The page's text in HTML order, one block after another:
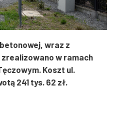
wraz z
w ramach
Koszt ul.
241 tys. 62 zł.